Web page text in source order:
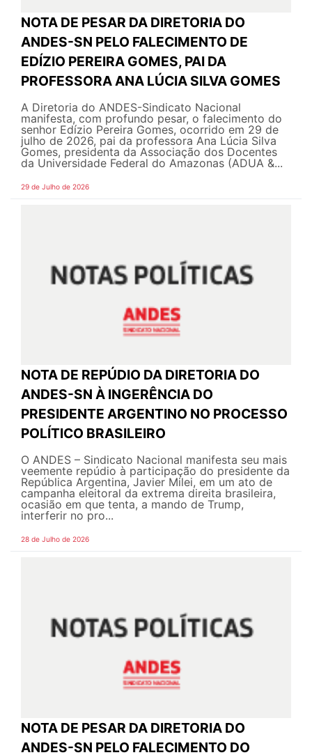
NOTA DE PESAR DA DIRETORIA DO
ANDES-SN PELO FALECIMENTO DE
EDÍZIO PEREIRA GOMES, PAI DA
PROFESSORA ANA LÚCIA SILVA GOMES
A Diretoria do ANDES-Sindicato Nacional
manifesta, com profundo pesar, o falecimento do
senhor Edízio Pereira Gomes, ocorrido em 29 de
julho de 2026, pai da professora Ana Lúcia Silva
Gomes, presidenta da Associação dos Docentes
da Universidade Federal do Amazonas (ADUA &...
29 de Julho de 2026
NOTA DE REPÚDIO DA DIRETORIA DO
ANDES-SN À INGERÊNCIA DO
PRESIDENTE ARGENTINO NO PROCESSO
POLÍTICO BRASILEIRO
O ANDES – Sindicato Nacional manifesta seu mais
veemente repúdio à participação do presidente da
República Argentina, Javier Milei, em um ato de
campanha eleitoral da extrema direita brasileira,
ocasião em que tenta, a mando de Trump,
interferir no pro...
28 de Julho de 2026
NOTA DE PESAR DA DIRETORIA DO
ANDES-SN PELO FALECIMENTO DO